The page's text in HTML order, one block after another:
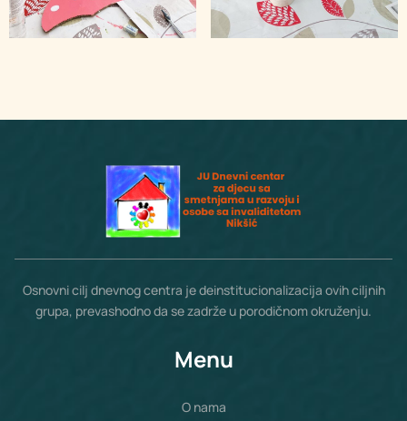
Osnovni cilj dnevnog centra je deinstitucionalizacija ovih ciljnih
grupa, prevashodno da se zadrže u porodičnom okruženju.
Menu
O nama